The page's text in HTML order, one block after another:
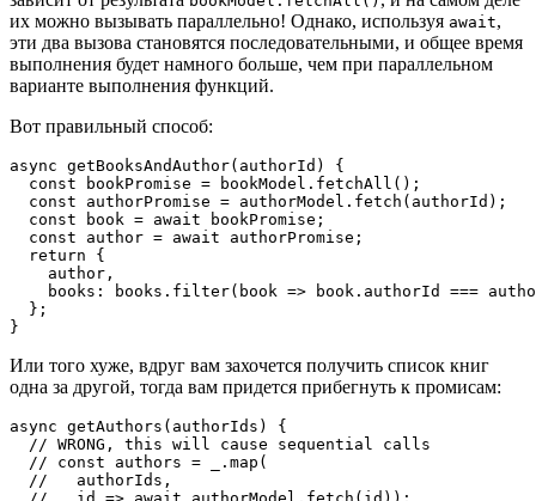
их можно вызывать параллельно! Однако, используя await,
эти два вызова становятся последовательными, и общее время
выполнения будет намного больше, чем при параллельном
варианте выполнения функций.
Вот правильный способ:
async getBooksAndAuthor(authorId) {
  const bookPromise = bookModel.fetchAll();
  const authorPromise = authorModel.fetch(authorId);
  const book = await bookPromise;
  const author = await authorPromise;
  return {
    author,
books: books.filter(book => book.authorId ===
  };
}
Или того хуже, вдруг вам захочется получить список книг
одна за другой, тогда вам придется прибегнуть к промисам:
async getAuthors(authorIds) {
  // WRONG, this will cause sequential calls
  // const authors = _.map(
  //   authorIds,